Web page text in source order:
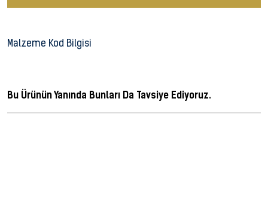
Malzeme Kod Bilgisi
Bu Ürünün Yanında Bunları Da Tavsiye Ediyoruz.